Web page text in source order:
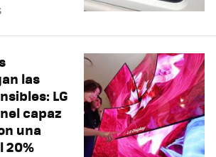
las
LG
capaz
una
20%